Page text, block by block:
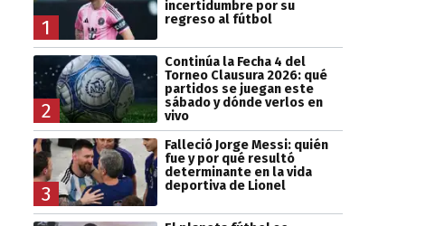
1
incertidumbre por su
regreso al fútbol
2
Continúa la Fecha 4 del
Torneo Clausura 2026: qué
partidos se juegan este
sábado y dónde verlos en
vivo
3
Falleció Jorge Messi: quién
fue y por qué resultó
determinante en la vida
deportiva de Lionel